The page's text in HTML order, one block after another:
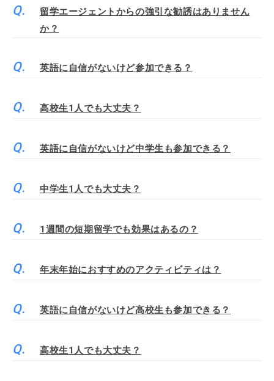
留学エージェントからの強引な勧誘はありません
か？
英語に自信がないけど参加できる？
高校生1人でも大丈夫？
英語に自信がないけど中学生も参加できる？
中学生1人でも大丈夫？
1週間の短期留学でも効果はあるの？
年末年始におすすめのアクティビティは？
英語に自信がないけど高校生も参加できる？
高校生1人でも大丈夫？